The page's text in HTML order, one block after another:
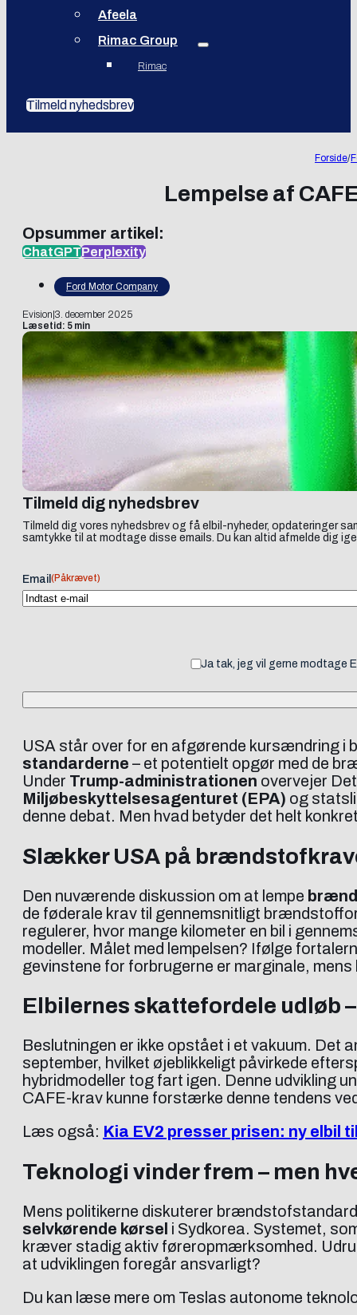
Afeela
Rimac Group
Rimac
Tilmeld nyhedsbrev
Forside/
Lempelse af
Opsummer artikel:
ChatGPTPerplexity
Ford Motor Company
Evision 3. december 2025
Læsetid: 5 min
Tilmeld dig nyhedsbrev
Tilmeld dig vores nyhedsbrev og få elbil-nyheder, opdateringer
samtykke til at modtage disse emails. Du kan altid afmelde dig
Email (Påkrævet)
Ja tak, jeg vil gerne modtage
USA står over for en afgørende kursændring i
standarderne – et potentielt opgør med de
Under Trump-administrationen overvejer
Miljøbeskyttelsesagenturet (EPA) og
denne debat. Men hvad betyder det helt
Slækker USA på
Den nuværende diskussion om at lempe
de føderale krav til gennemsnitligt
regulerer, hvor mange kilometer en bil i
modeller. Målet med lempelsen? Ifølge
gevinstene for forbrugerne er marginale,
Elbilernes skattefordele udløb
Beslutningen er ikke opstået i et vakuum. Det
september, hvilket øjeblikkeligt påvirkede
hybridmodeller tog fart igen. Denne udvikling
CAFE-krav kunne forstærke denne tendens
Læs også: Kia EV2 presser prisen: ny elbil
Teknologi vinder frem – men
Mens politikerne diskuterer
selvkørende kørsel i Sydkorea. Systemet,
kræver stadig aktiv føreropmærksomhed.
at udviklingen foregår ansvarligt?
Du kan læse mere om Teslas autonome